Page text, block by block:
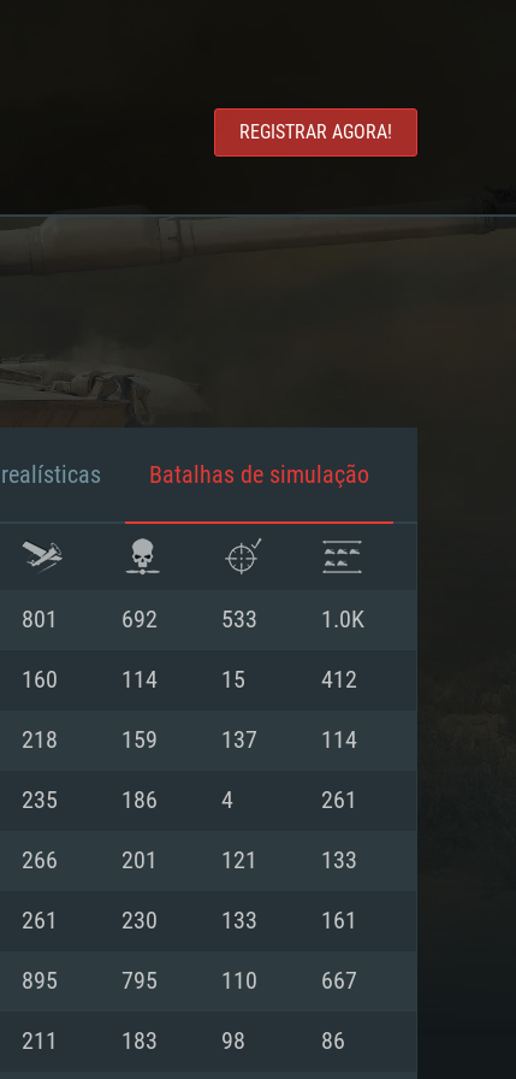
REGISTRAR AGORA!
Batalhas de simulação
801 692 533 1.0K
160 114 15 412
218 159 137 114
235 186 4 261
266 201 121 133
261 230 133 161
895 795 110 667
211 183 98 86